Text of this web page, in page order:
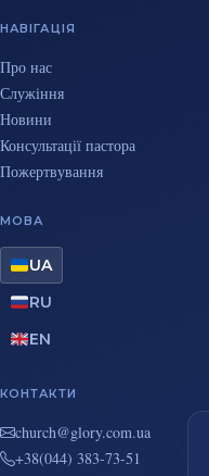
НАВІГАЦІЯ
Про нас
Служіння
Новини
Консультації пастора
Пожертвування
МОВА
UA
RU
EN
КОНТАКТИ
au.moc.yrolg@hcruhc
+38(044) 383-73-51